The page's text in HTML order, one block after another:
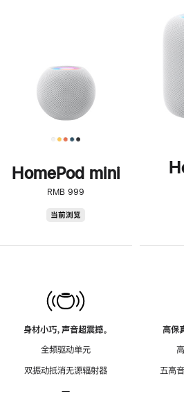
HomePod mini
RMB 999
当前浏览
身材小巧，声音超震撼。
全频驱动单元
双振动抵消无源辐射器
—
高保
五高